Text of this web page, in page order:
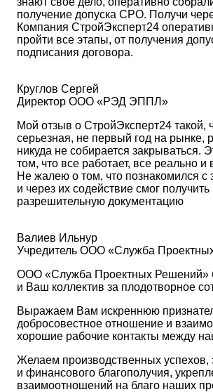
получение допуска СРО. Получи
Компания СтройЭксперт24
пройти все этапы, от получения
подписания договора.
Круглов Сергей
Директор ООО «РЭД ЭППЛ»
Мой отзыв о СтройЭксперт24 такой,
серьезная, не первый год на рынке,
никуда не собирается закрываться.
том, что все работает, все реально и
Не жалею о том, что познакомился с
и через их содействие смог получить
разрешительную документацию
Валиев Ильнур
Учредитель ООО «Служба
ООО «Служба Проектных Решений»
и Ваш коллектив за плодотворное
Выражаем Вам искреннюю
добросовестное отношение и
хорошие рабочие контакты между
Желаем производственных успехов,
и финансового благополучия,
взаимоотношений на благо наших